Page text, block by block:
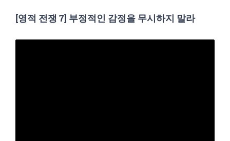
[영적 전쟁 7] 부정적인 감정을 무시하지 말라